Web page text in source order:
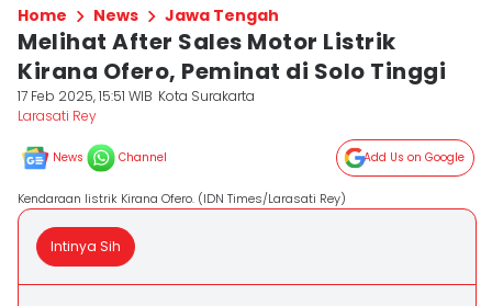
Home News Jawa Tengah
Melihat After Sales Motor Listrik
Kirana Ofero, Peminat di Solo Tinggi
17 Feb 2025, 15:51 WIB Kota Surakarta
Larasati Rey
News Channel Add Us on Google
Kendaraan listrik Kirana Ofero. (IDN Times/Larasati Rey)
Intinya Sih